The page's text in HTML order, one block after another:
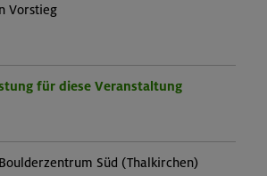
Vorstieg
für diese Veranstaltung
Süd (Thalkirchen)